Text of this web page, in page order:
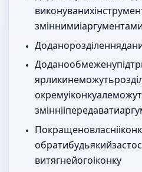
виконуваних інструментів
змінними і аргументами.
Додано розділення даних для Google
Додано обмежену підтримку
ярлики не можуть
окрему Dock-іконку, але
змінні і передавати
Покращено власні
обрати будь-який
витягне його іконку.